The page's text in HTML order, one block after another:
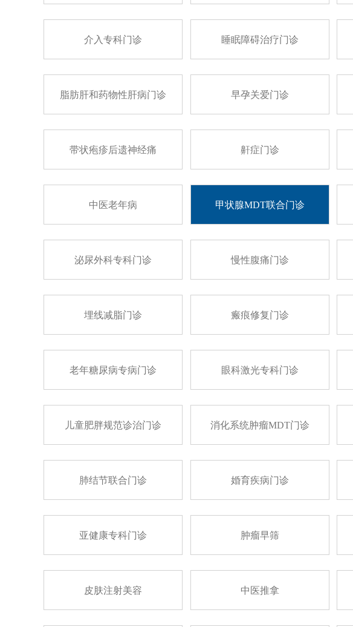
介入专科门诊 睡眠障碍治疗门诊
脂肪肝和药物性肝病门诊 早孕关爱门诊
带状疱疹后遗神经痛 鼾症门诊
中医老年病 甲状腺MDT联合门诊
泌尿外科专科门诊 慢性腹痛门诊
埋线减脂门诊 瘢痕修复门诊
老年糖尿病专病门诊 眼科激光专科门诊
儿童肥胖规范诊治门诊 消化系统肿瘤MDT门诊
肺结节联合门诊 婚育疾病门诊
亚健康专科门诊 肿瘤早筛
皮肤注射美容 中医推拿